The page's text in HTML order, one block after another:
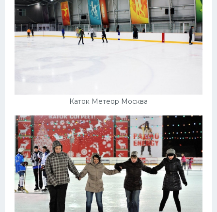
Каток Метеор Москва